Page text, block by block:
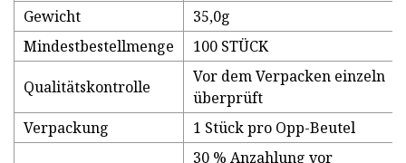
Gewicht
35,0g
Mindestbestellmenge
100 STÜCK
Qualitätskontrolle
Vor dem Verpacken einzeln
überprüft
Verpackung
1 Stück pro Opp-Beutel
30 % Anzahlung vor